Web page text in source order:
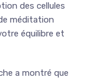
des cellules
méditation
équilibre et
a montré que